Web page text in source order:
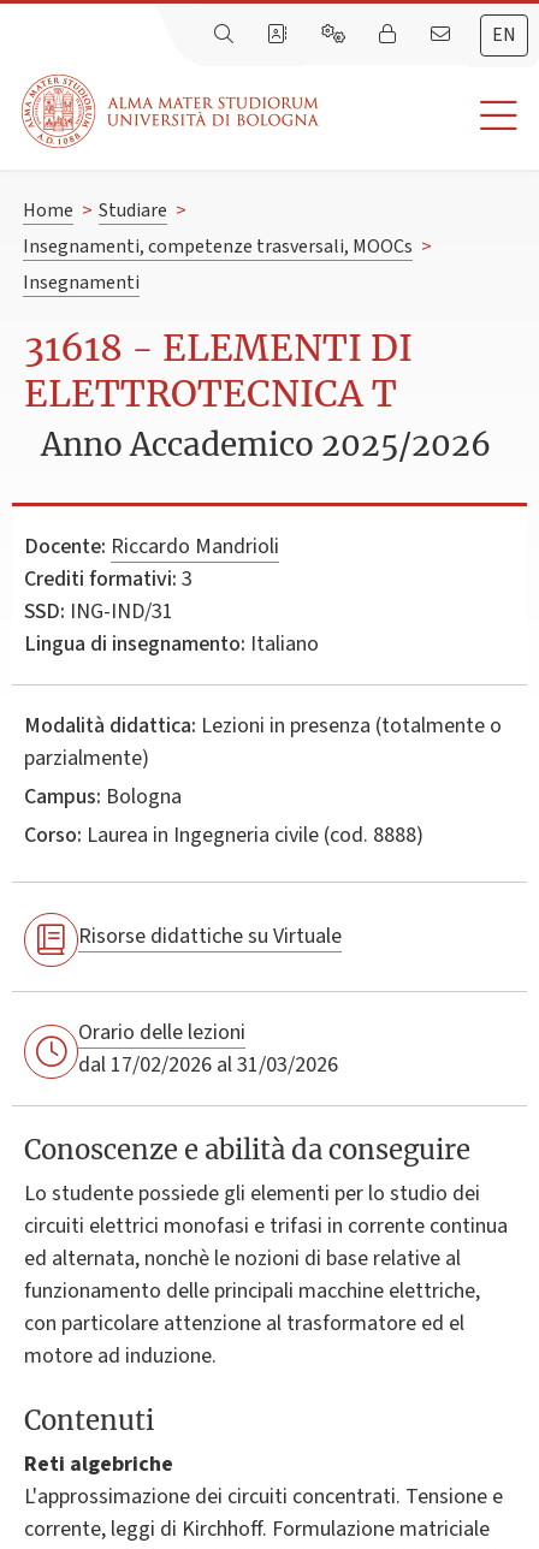
EN
Home > Studiare >
Insegnamenti, competenze trasversali, MOOCs >
Insegnamenti
31618 - ELEMENTI DI
ELETTROTECNICA T
Anno Accademico 2025/2026
Docente: Riccardo Mandrioli
Crediti formativi: 3
SSD: ING-IND/31
Lingua di insegnamento: Italiano
Modalità didattica: Lezioni in presenza (totalmente o
parzialmente)
Campus: Bologna
Corso: Laurea in Ingegneria civile (cod. 8888)
Risorse didattiche su Virtuale
Orario delle lezioni
dal 17/02/2026 al 31/03/2026
Conoscenze e abilità da conseguire
Lo studente possiede gli elementi per lo studio dei
circuiti elettrici monofasi e trifasi in corrente continua
ed alternata, nonchè le nozioni di base relative al
funzionamento delle principali macchine elettriche,
con particolare attenzione al trasformatore ed el
motore ad induzione.
Contenuti
Reti algebriche
L'approssimazione dei circuiti concentrati. Tensione e
corrente, leggi di Kirchhoff. Formulazione matriciale